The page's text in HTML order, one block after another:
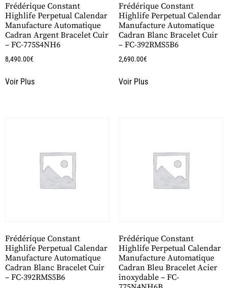
Frédérique Constant
Highlife Perpetual Calendar
Manufacture Automatique
Cadran Argent Bracelet Cuir
– FC-775S4NH6
8,490.00€
Voir Plus
Frédérique Constant
Highlife Perpetual Calendar
Manufacture Automatique
Cadran Blanc Bracelet Cuir
– FC-392RMS5B6
2,690.00€
Voir Plus
Frédérique Constant
Highlife Perpetual Calendar
Manufacture Automatique
Cadran Blanc Bracelet Cuir
– FC-392RMS5B6
Frédérique Constant
Highlife Perpetual Calendar
Manufacture Automatique
Cadran Bleu Bracelet Acier
inoxydable – FC-